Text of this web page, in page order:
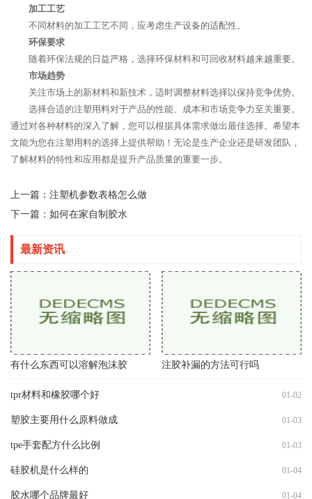
加工工艺
不同材料的加工工艺不同，应考虑生产设备的适配性。
环保要求
随着环保法规的日益严格，选择环保材料和可回收材料越来越重要。
市场趋势
关注市场上的新材料和新技术，适时调整材料选择以保持竞争优势。
选择合适的注塑用料对于产品的性能、成本和市场竞争力至关重要。
通过对各种材料的深入了解，您可以根据具体需求做出最佳选择。希望本
文能为您在注塑用料的选择上提供帮助！无论是生产企业还是研发团队，
了解材料的特性和应用都是提升产品质量的重要一步。
上一篇： 注塑机参数表格怎么做
下一篇： 如何在家自制胶水
最新资讯
有什么东西可以溶解泡沫胶 注胶补漏的方法可行吗
tpr材料和橡胶哪个好 01-02
塑胶主要用什么原料做成 01-03
tpe手套配方什么比例 01-03
硅胶机是什么样的 01-04
胶水哪个品牌最好 01-04